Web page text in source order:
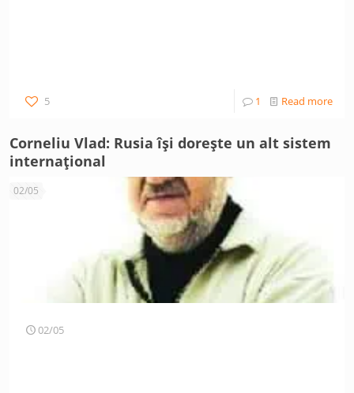
5 1 Read more
Corneliu Vlad: Rusia își dorește un alt sistem
internațional
02/05
02/05